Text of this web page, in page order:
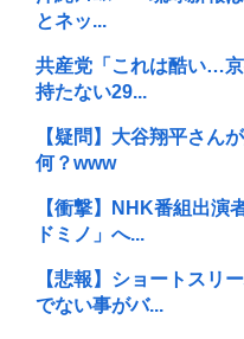
とネッ...
共産党「これは酷い…
持たない29...
【疑問】大谷翔平さん
何？www
【衝撃】NHK番組出演
ドミノ」へ...
【悲報】ショートスリ
でない事がバ...